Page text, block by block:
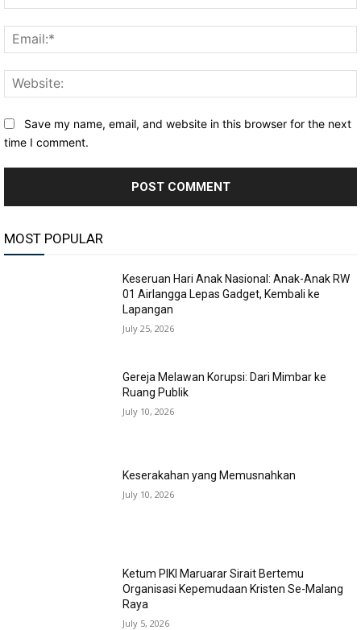
Save my name, email, and website in this browser for the next
time I comment.
MOST POPULAR
Keseruan Hari Anak Nasional: Anak-Anak RW
01 Airlangga Lepas Gadget, Kembali ke
Lapangan
July 25, 2026
Gereja Melawan Korupsi: Dari Mimbar ke
Ruang Publik
July 10, 2026
Keserakahan yang Memusnahkan
July 10, 2026
Ketum PIKI Maruarar Sirait Bertemu
Organisasi Kepemudaan Kristen Se-Malang
Raya
July 5, 2026